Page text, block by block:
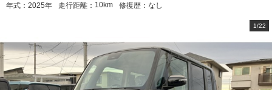
年式： 2025年 走行距離： 10km 修復歴： なし
1/22